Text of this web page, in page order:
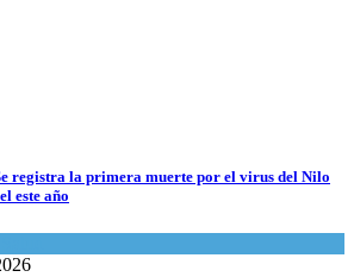
registra la primera muerte por el virus del Nilo
este año